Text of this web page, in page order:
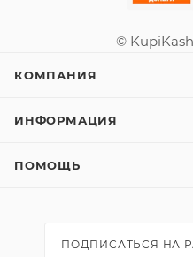
©
КОМПАНИЯ
ИНФОРМАЦИЯ
ПОМОЩЬ
ПОДПИСАТЬСЯ НА